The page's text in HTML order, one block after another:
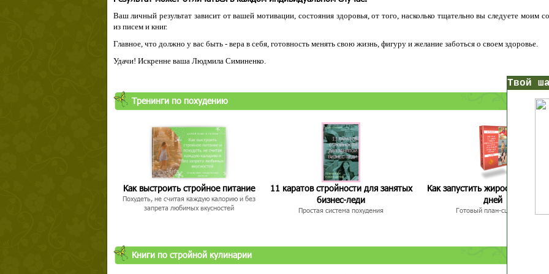
Ваш личный результат зависит от вашей мотивации, состояния здоровья, от того, насколько тщательно вы следуете моим
из писем и книг.
Главное, что должно у вас быть - вера в себя, готовность менять свою жизнь, фигуру и желание заботься о своем здоровье.
Удачи! Искренне ваша Людмила Симиненко.
Тренинги по похудению
Как выстроить стройное питание
Похудеть, не считая каждую калорию и без
запрета любимых вкусностей
11 каратов стройности для занятых
бизнес-леди
Простая система похудения
Как запустить жиросжигание за
дней
Готовый план-сценарий
Книги по стройной кулинарии
Прямо сейчас получи мои
7 уроков стройности
без голодных
таблеток
Первый урок - через 5 минут в твоем почтовом